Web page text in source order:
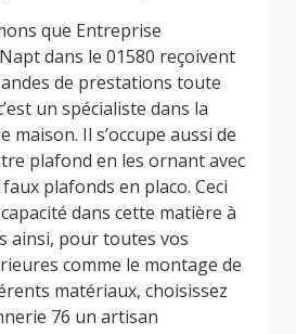
que Entreprise
dans le 01580 reçoivent
de prestations toute
un spécialiste dans la
maison. Il s’occupe aussi de
plafond en les ornant avec
plafonds en placo. Ceci
dans cette matière à
ainsi, pour toutes vos
comme le montage de
matériaux, choisissez
76 un artisan